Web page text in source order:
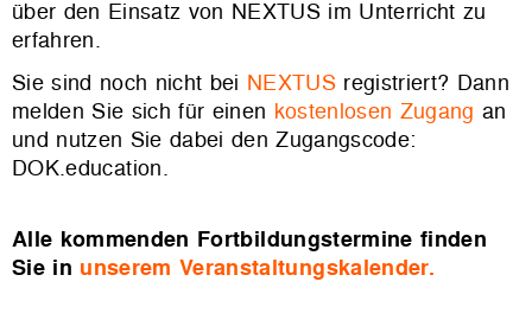
über den Einsatz von NEXTUS im Unterricht zu
erfahren.
Sie sind noch nicht bei NEXTUSregistriert? Dann
melden Sie sich für einen kostenlosen Zugang an
und nutzen Sie dabei den Zugangscode:
DOK.education.
Alle kommenden Fortbildungstermine finden
Sie in unserem Veranstaltungskalender.